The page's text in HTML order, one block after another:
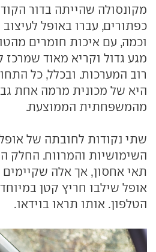
מקונסולה שהייתה בדור
כפתורים, עברו באופל
וכמה, עם איכות חומרים
מגע גדול וקריא מאוד
רוב המערכות. ובכלל, כל
היא של מכונית מרמה אחת
מהמשפחתית הממוצעת.
שתי נקודות לחובתה של
השימושיות והמרווח. החלק
תאי אחסון, אך אלה שקיימים
אופל שילבו חריץ קטן
הטלפון. אותו תראו בוידאו.